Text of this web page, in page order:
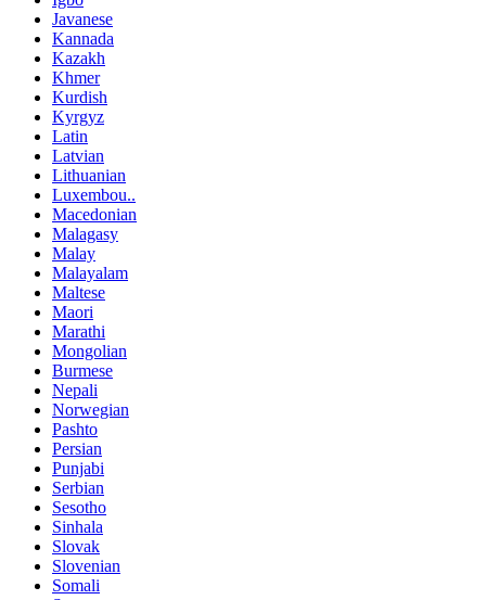
Javanese
Kannada
Kazakh
Khmer
Kurdish
Kyrgyz
Latin
Latvian
Lithuanian
Luxembou..
Macedonian
Malagasy
Malay
Malayalam
Maltese
Maori
Marathi
Mongolian
Burmese
Nepali
Norwegian
Pashto
Persian
Punjabi
Serbian
Sesotho
Sinhala
Slovak
Slovenian
Somali